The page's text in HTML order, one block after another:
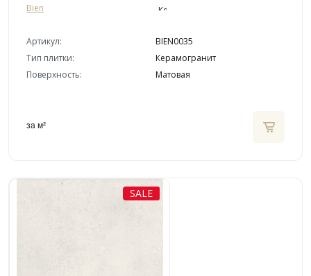
Bien
Артикул:
BIEN0035
Тип плитки:
Керамогранит
Поверхность:
Матовая
за м²
SALE